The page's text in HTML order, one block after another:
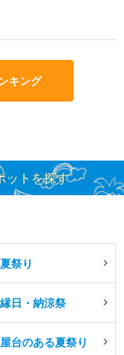
キング
ットを探す
夏祭り
縁日・納涼祭
屋台のある夏祭り